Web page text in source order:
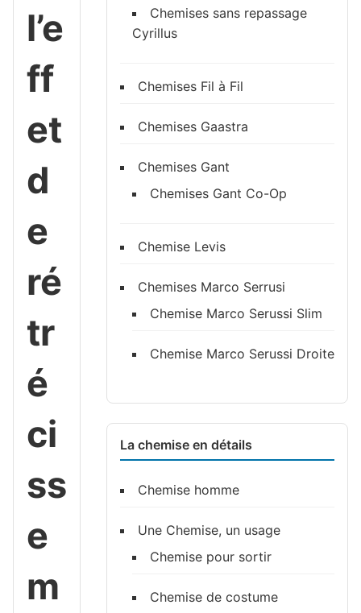
l’e
ff
et
d
e
ré
tr
é
ci
ss
e
m
Chemises sans repassage
Cyrillus
Chemises Fil à Fil
Chemises Gaastra
Chemises Gant
Chemises Gant Co-Op
Chemise Levis
Chemises Marco Serrusi
Chemise Marco Serussi Slim
Chemise Marco Serussi Droite
La chemise en détails
Chemise homme
Une Chemise, un usage
Chemise pour sortir
Chemise de costume